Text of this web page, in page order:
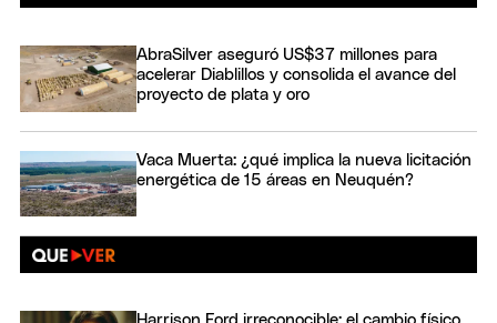
AbraSilver aseguró US$37 millones para
acelerar Diablillos y consolida el avance del
proyecto de plata y oro
Vaca Muerta: ¿qué implica la nueva licitación
energética de 15 áreas en Neuquén?